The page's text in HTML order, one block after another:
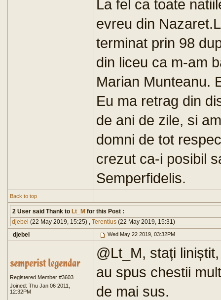
La fel ca toate
evreu din
terminat prin 98
din liceu ca m-am
Marian Munteanu.
Eu ma retrag din
de ani de zile, si
domni de tot
crezut ca-i posibil
Semperfidelis.
Back to top
2 User said Thank to Lt_M for this Post :
djebel (22 May 2019, 15:25) , Terentius (22 May 2019, 15:31)
djebel
Wed May 22 2019, 03:32PM
Registered Member #3603
Joined: Thu Jan 06 2011,
12:32PM
@Lt_M, stați
au spus chestii
de mai sus.